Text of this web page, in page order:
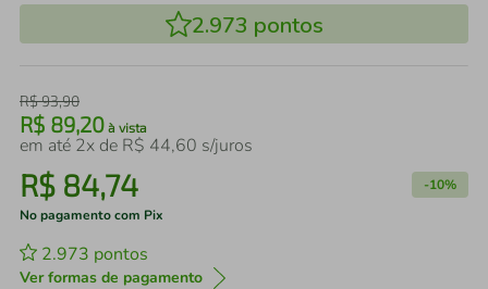
2.973 pontos
R$93,90
R$ 89,20 à vista
em até 2x de R$ 44,60 s/juros
R$ 84,74 -10%
No pagamento com Pix
2.973 pontos
Ver formas de pagamento